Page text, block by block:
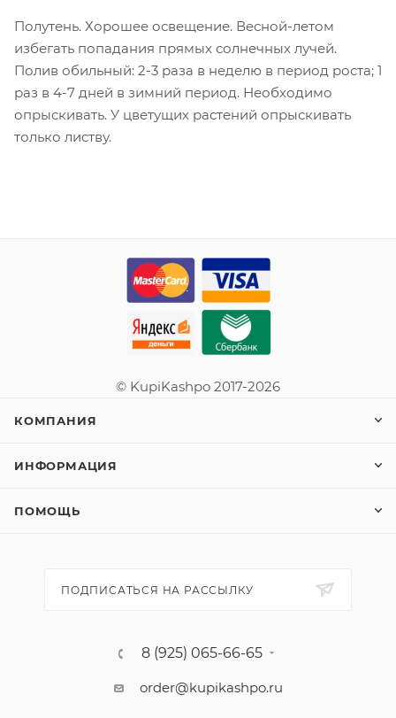
Полутень. Хорошее освещение. Весной-летом
избегать попадания прямых солнечных лучей.
Полив обильный: 2-3 раза в неделю в период роста; 1
раз в 4-7 дней в зимний период. Необходимо
опрыскивать. У цветущих растений опрыскивать
только листву.
© KupiKashpo 2017-2026
КОМПАНИЯ
ИНФОРМАЦИЯ
ПОМОЩЬ
ПОДПИСАТЬСЯ НА РАССЫЛКУ
8 (925) 065-66-65
order@kupikashpo.ru